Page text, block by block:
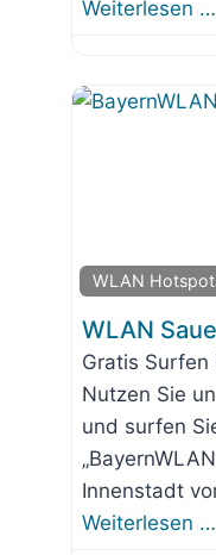
Weiterlesen …
WLAN
WLAN
Gratis Surfen
Nutzen Sie
und surfen
Innenstadt
Weiterlesen …